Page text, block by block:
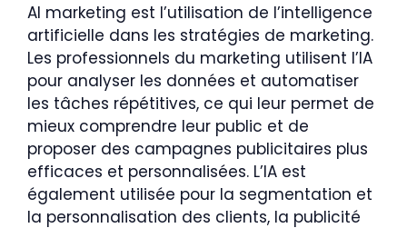
AI marketing est l’utilisation de l’intelligence
artificielle dans les stratégies de marketing.
Les professionnels du marketing utilisent l’IA
pour analyser les données et automatiser
les tâches répétitives, ce qui leur permet de
mieux comprendre leur public et de
proposer des campagnes publicitaires plus
efficaces et personnalisées. L’IA est
également utilisée pour la segmentation et
la personnalisation des clients, la publicité